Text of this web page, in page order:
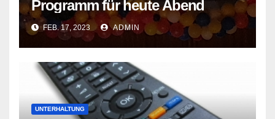
Programm für heute Abend
FEB. 17, 2023 ADMIN
UNTERHALTUNG